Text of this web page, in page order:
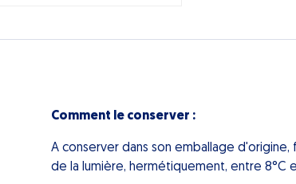
Comment le conserver :
A conserver dans son emballage d'origine,
de la lumière, hermétiquement, entre 8°C